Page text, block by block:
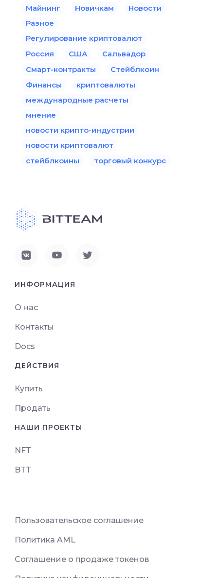
Майнинг
Новичкам
Новости
Разное
Регулирование криптовалют
Россия
США
Сальвадор
Смарт-контракты
Стейблкоин
Финансы
криптовалюты
международные расчеты
мнение
новости крипто-индустрии
новости криптовалют
стейблкоины
торговый конкурс
ИНФОРМАЦИЯ
О нас
Контакты
Docs
ДЕЙСТВИЯ
Купить
Продать
НАШИ ПРОЕКТЫ
NFT
BTT
Пользовательское соглашение
Политика AML
Соглашение о продаже токенов